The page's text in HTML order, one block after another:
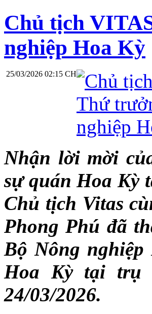
Chủ tịch
nghiệp Hoa Kỳ
25/03/2026 02:15 CH
Nhận lời mời
sự quán Hoa Kỳ
Chủ tịch Vitas
Phong Phú đã
Bộ Nông
Hoa Kỳ tại trụ
24/03/2026.